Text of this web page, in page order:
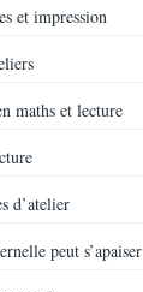
et impression
maths et lecture
d’atelier
peut s’apaiser